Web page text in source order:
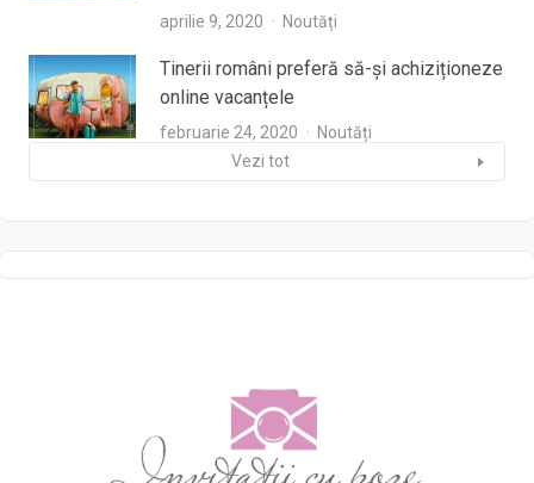
aprilie 9, 2020 Noutăți
Tinerii români preferă să-și achiziționeze
online vacanțele
februarie 24, 2020
Noutăți
Vezi tot